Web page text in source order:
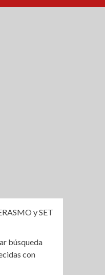
y SET
búsqueda
con